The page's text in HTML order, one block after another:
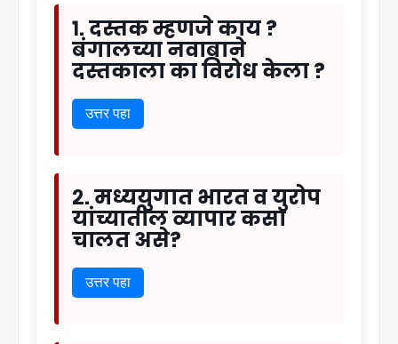
१. दस्तक म्हणजे काय ?
बंगालच्या नवाबाने
दस्तकाला का विरोध केला ?
उत्तर पहा
२. मध्ययुगात भारत व युरोप
यांच्यातील व्यापार कसा
चालत असे?
उत्तर पहा